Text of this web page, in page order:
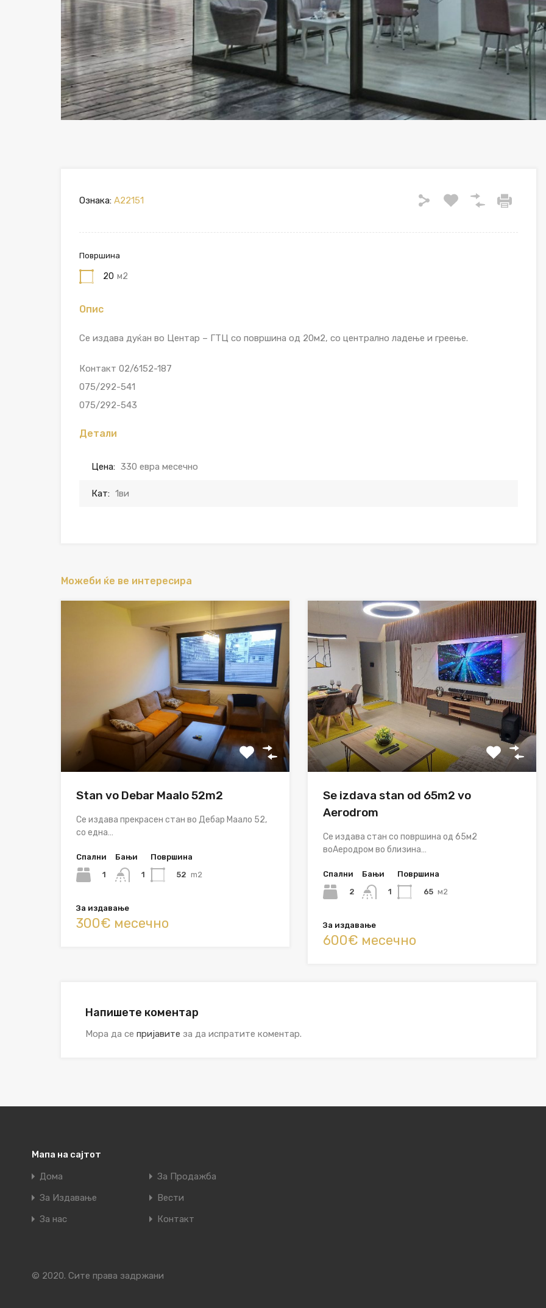
Ознака: A22151
Површина
20 м2
Опис
Се издава дуќан во Центар – ГТЦ со површина од 20м2, со централно ладење и греење.
Контакт 02/6152-187
075/292-541
075/292-543
Детали
Цена: 330 евра месечно
Кат: 1ви
Можеби ќе ве интересира
Stan vo Debar Maalo 52m2
Се издава прекрасен стан во Дебар Маало 52,
со една…
Спални
1
Бањи
1
Површина
52 m2
За издавање
300€ месечно
Se izdava stan od 65m2 vo
Aerodrom
Се издава стан со површина од 65м2
воАеродром во близина…
Спални
2
Бањи
1
Површина
65 м2
За издавање
600€ месечно
Напишете коментар
Мора да се пријавите за да испратите коментар.
Мапа на сајтот
Дома
За Продажба
За Издавање
Вести
За нас
Контакт
© 2020. Сите права задржани